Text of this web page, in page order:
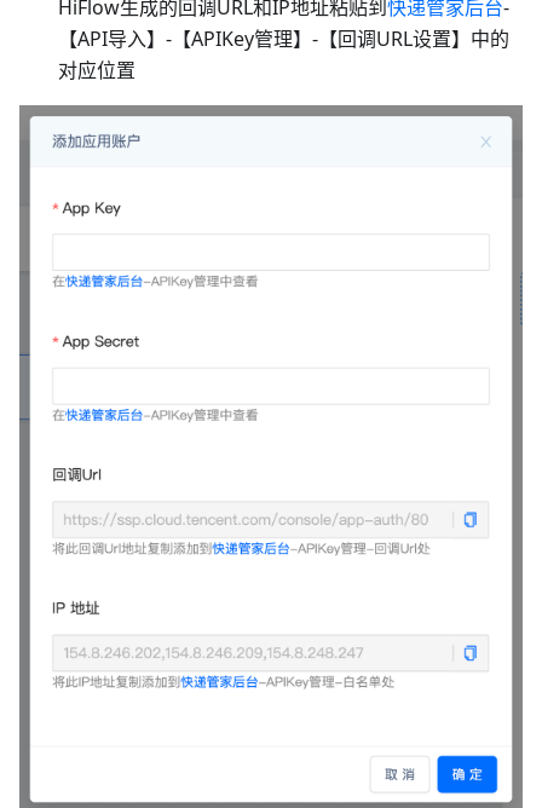
HiFlow生成的回调URL和IP地址粘贴到快递管家后台-
【API导入】-【APIKey管理】-【回调URL设置】中的
对应位置